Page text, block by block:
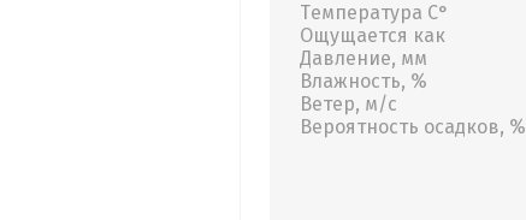
Температура С°
Ощущается как
Давление, мм
Влажность, %
Ветер, м/с
Вероятность осадков, %